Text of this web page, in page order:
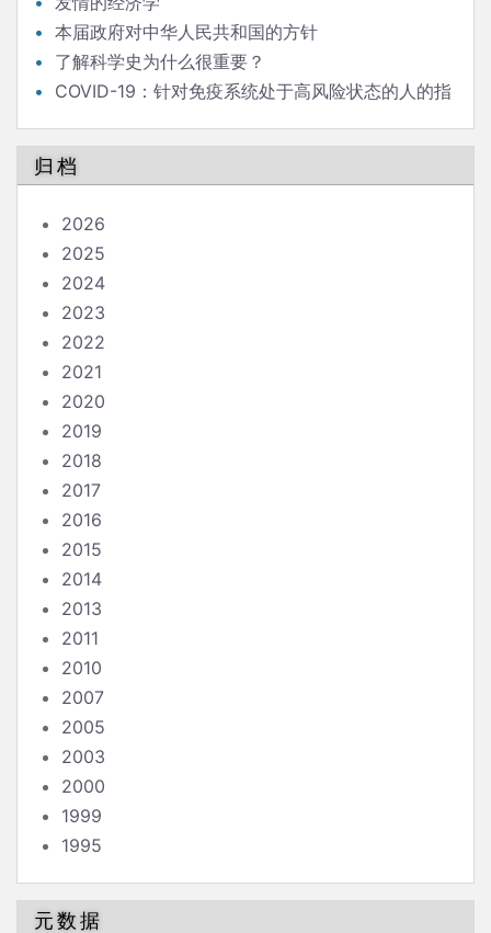
本届政府对中华人民共和国的方针
了解科学史为什么很重要？
COVID-19：针对免疫系统处于高风险状态的人的指
归档
2026
2025
2024
2023
2022
2021
2020
2019
2018
2017
2016
2015
2014
2013
2011
2010
2007
2005
2003
2000
1999
1995
元数据